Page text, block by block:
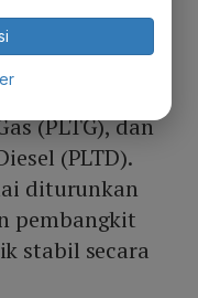
jaringan
Pembangkit
bara,
(PLTG), dan
(PLTD).
diturunkan
pembangkit
stabil secara